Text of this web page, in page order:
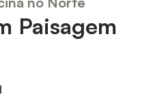
Paisagem